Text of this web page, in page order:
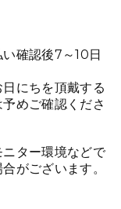
確認後7～10日
にちを頂戴する
めご確認くださ
ター環境などで
がございます。